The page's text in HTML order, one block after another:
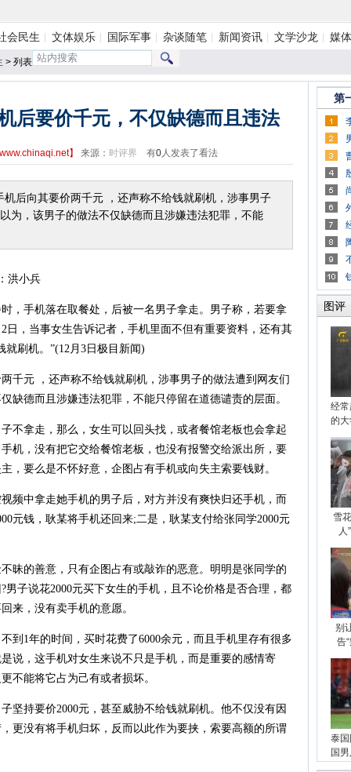
会民生 文体娱乐 国际军事 杂谈随笔 新闻资讯 文学沙龙 媒
> 列表
后要价千元，不仅缺德而且违法
www.chinaqi.net】 来源： 时评界 有0人发表了看法
向其要价两千元 ，还声称不给钱就刷机，涉事男子
为，该男子的做法不仅缺德而且涉嫌违法犯罪，不能
洪小兵
手机落在取餐处，后被一名男子拿走。男子称，若要拿
日，当事女生告诉记者，手机里面不但有重要资料，还有其
刷机。”(12月3日极目新闻)
元 ，还声称不给钱就刷机，涉事男子的做法遭到网友们
缺德而且涉嫌违法犯罪，不能只停留在道德谴责的层面。
拿走，那么，女生可以回头找，或者餐馆老板也会拿起
机，没有把它交给餐馆老板，也没有报警交给派出所，要
，要么是不怀好意，企图占有手机或向失主索要钱财。
中拿走她手机的男子后，对方并没有爽快归还手机，而
元钱，耿某将手机还回来;二是，耿某支付给张同学2000元
的善意，只有企图占有或敲诈的恶意。明明是张同学的
男子说花2000元买下女生的手机，且不论价格是否合理，都
来，没有卖手机的意愿。
1年的时间，买时花费了6000余元，而且手机里存有很多
说，这手机对女生来说不只是手机，而是重要的感情寄
不能将它占为己有或者损坏。
持要价2000元，甚至威胁不给钱就刷机。他不仅没有因
更没有将手机归坏，反而以此作为要挟，索要高额的所谓
第
图评
经
的
雪
人
别
告
泰
国